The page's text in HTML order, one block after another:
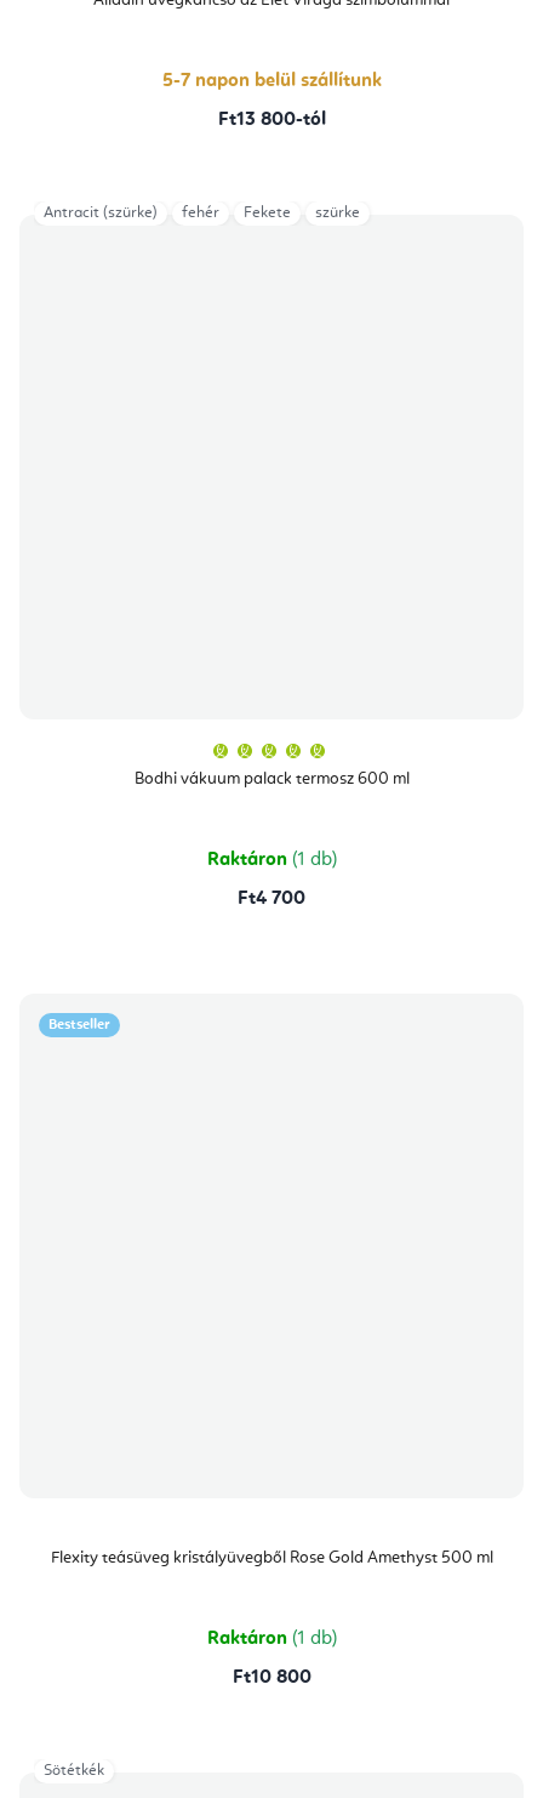
értékelése
csillag.
5-7 napon belül szállítunk
Ft13 800-tól
Bodhi vákuum palack termosz 600 ml
átlagos
értékelése
csillag.
Raktáron (1 db)
Ft4 700
Antracit (szürke) fehér Fekete szürke
Bestseller
Flexity teásüveg kristályüvegből Rose Gold Amethyst 500 ml
Raktáron (1 db)
Ft10 800
Sötétkék